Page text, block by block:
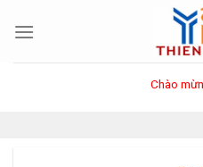
Chào mừng quý